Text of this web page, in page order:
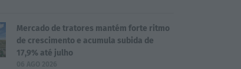
Mercado de tratores mantém forte ritmo
de crescimento e acumula subida de
17,9% até julho